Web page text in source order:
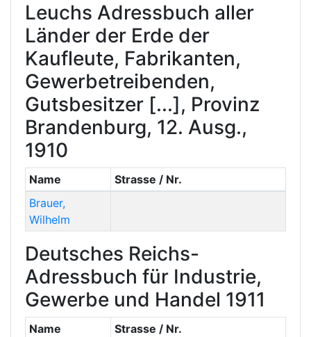
Leuchs Adressbuch aller
Länder der Erde der
Kaufleute, Fabrikanten,
Gewerbetreibenden,
Gutsbesitzer [...], Provinz
Brandenburg, 12. Ausg.,
1910
Name
Strasse / Nr.
Brauer,
Wilhelm
Deutsches Reichs-
Adressbuch für Industrie,
Gewerbe und Handel 1911
Name
Strasse / Nr.